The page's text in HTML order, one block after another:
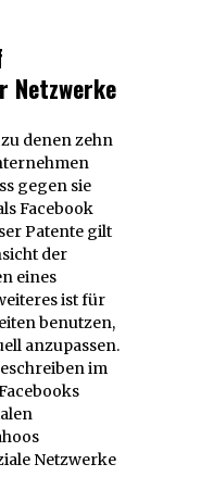
Netzwerke
denen zehn
gegen sie
Facebook
Patente gilt
der
eines
ist für
benutzen,
anzupassen.
im
Netzwerke